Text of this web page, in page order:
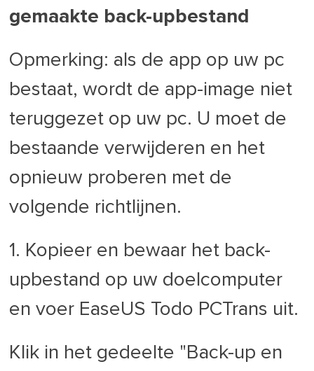
gemaakte back-upbestand
Opmerking: als de app op uw pc
bestaat, wordt de app-image niet
teruggezet op uw pc. U moet de
bestaande verwijderen en het
opnieuw proberen met de
volgende richtlijnen.
1. Kopieer en bewaar het back-
upbestand op uw doelcomputer
en voer EaseUS Todo PCTrans uit.
Klik in het gedeelte "Back-up en